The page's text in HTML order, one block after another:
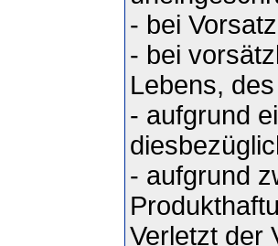
- bei
- bei
Lebens,
- aufgrund
- aufgrund
Verletzt der